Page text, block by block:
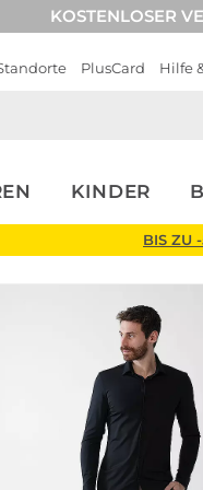
KOSTENLOSER
PlusCard Hilfe
KINDER
BIS ZU